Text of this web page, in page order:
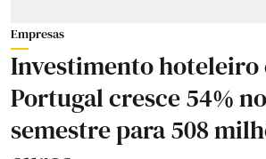
Empresas
Investimento hoteleiro
Portugal cresce 54% no
semestre para 508